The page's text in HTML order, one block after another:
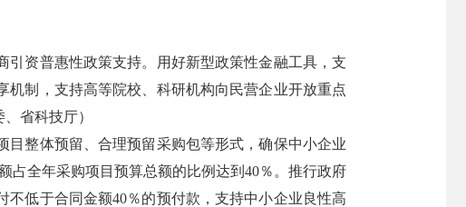
资普惠性政策支持。用好新型政策性金融工具，支
制，支持高等院校、科研机构向民营企业开放重点
省科技厅）
整体预留、合理预留采购包等形式，确保中小企业
占全年采购项目预算总额的比例达到40％。推行政府
低于合同金额40％的预付款，支持中小企业良性高